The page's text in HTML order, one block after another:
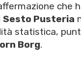
che
Sesto Pusteria
statistica,
Borg.